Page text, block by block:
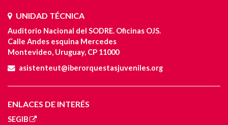
UNIDAD TÉCNICA
Auditorio Nacional del SODRE. Oficinas OJS.
Calle Andes esquina Mercedes
Montevideo, Uruguay, CP 11000
asistenteut@iberorquestasjuveniles.org
ENLACES DE INTERÉS
SEGIB